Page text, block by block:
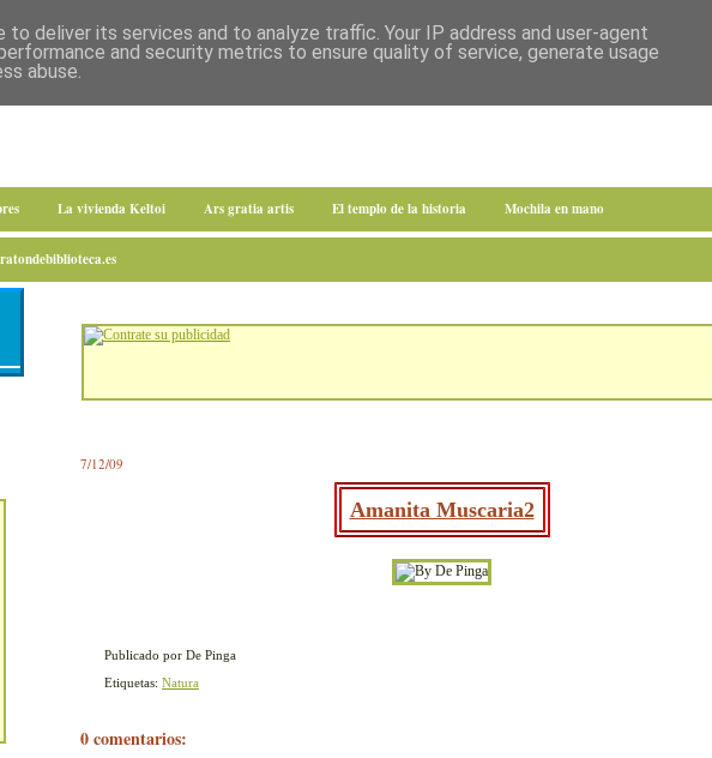
La vivienda Keltoi Ars gratia artis El templo de la historia Mochila en mano
7/12/09
Amanita Muscaria2
Publicado por De Pinga
Etiquetas: Natura
0 comentarios:
deliver its services and to analyze traffic. Your IP address and user-agent
and security metrics to ensure quality of service, generate usage
abuse.